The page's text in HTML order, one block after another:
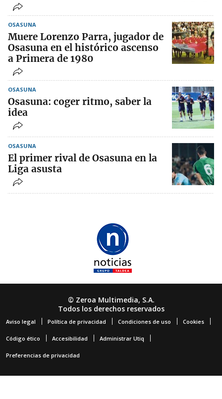
OSASUNA
Muere Lorenzo Parra, jugador de
Osasuna en el histórico ascenso
a Primera de 1980
OSASUNA
Osasuna: coger ritmo, saber la
idea
OSASUNA
El primer rival de Osasuna en la
Liga asusta
© Zeroa Multimedia, S.A.
Todos los derechos reservados
Aviso legal Política de privacidad Condiciones de uso Cookies
Código ético Accesibilidad Administrar Utiq
Preferencias de privacidad